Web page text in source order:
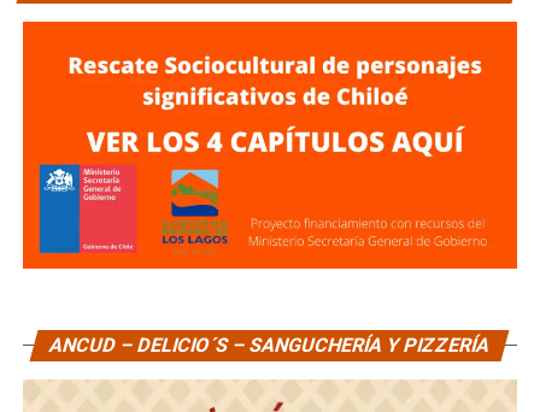
ANCUD – DELICIO´S – SANGUCHERÍA Y PIZZERÍA